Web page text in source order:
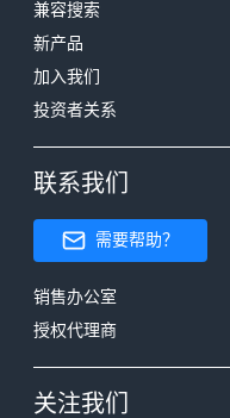
兼容搜索
新产品
加入我们
投资者关系
联系我们
需要帮助？
销售办公室
授权代理商
关注我们